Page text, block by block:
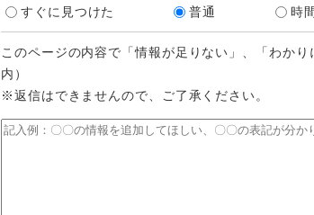
すぐに見つけた
普通 時
このページの内容で「情報が足りない」、「わか
内）
※返信はできませんので、ご了承ください。